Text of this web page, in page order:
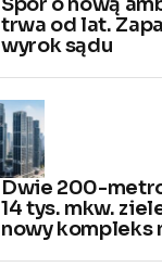
trwa od lat.
wyrok sądu
Dwie 200-
14 tys. mkw.
nowy kompleks